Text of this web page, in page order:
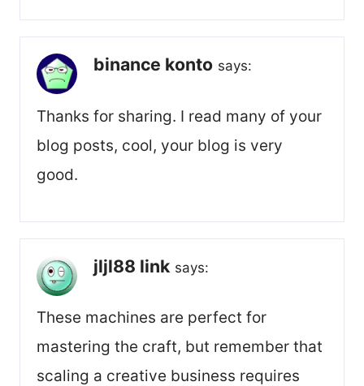
binance konto says:
Thanks for sharing. I read many of your
blog posts, cool, your blog is very
good.
jljl88 link says:
These machines are perfect for
mastering the craft, but remember that
scaling a creative business requires